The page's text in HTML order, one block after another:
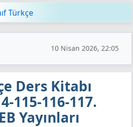
Türkçe
10 Nisan 2026, 22:05
Ders Kitabı
115-116-117.
Yayınları